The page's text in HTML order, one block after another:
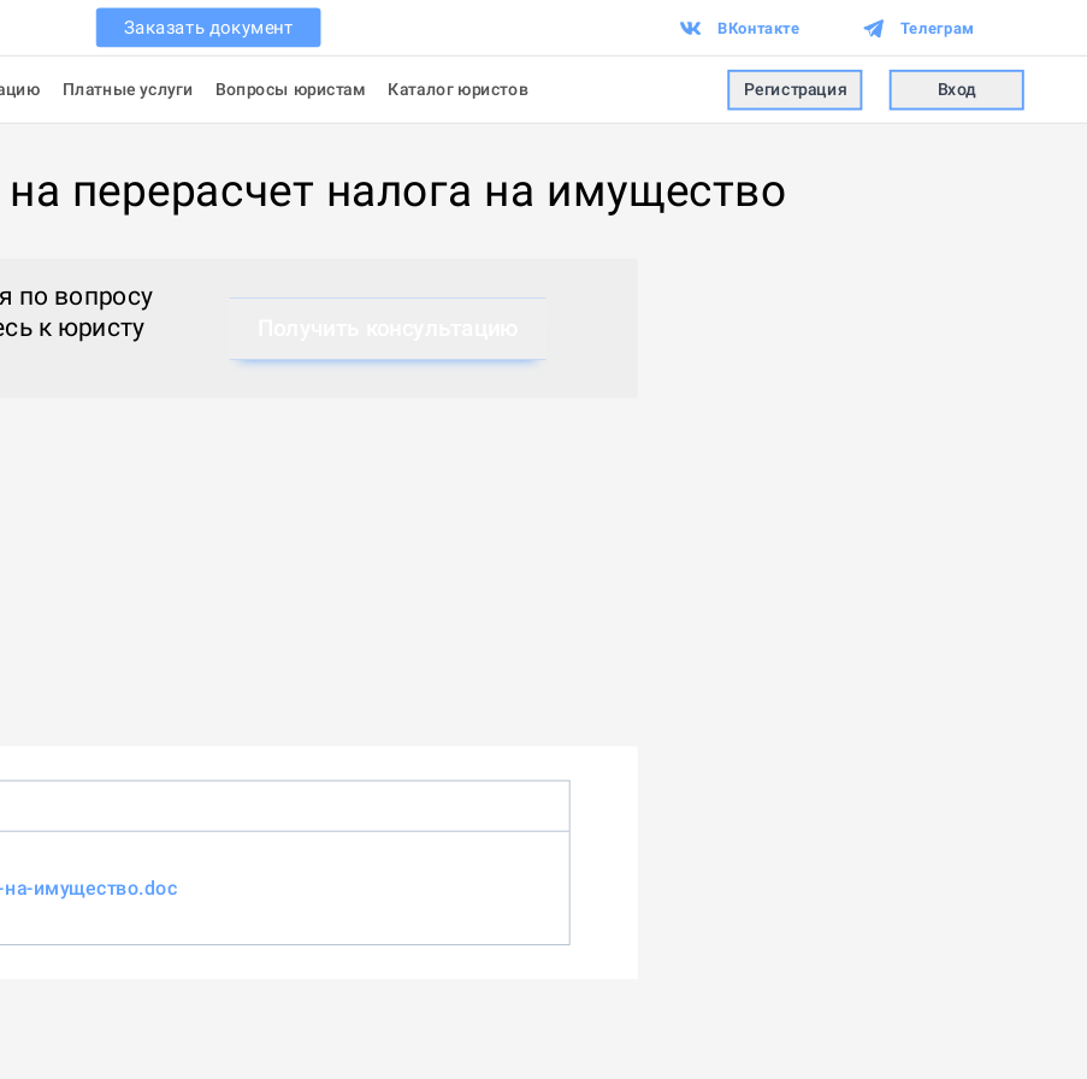
Заказать документ ВКонтакте Телеграм
Платные услуги Вопросы юристам Каталог юристов Регистрация Вход
перерасчет налога на имущество
по вопросу
к юристу
на-имущество.doc